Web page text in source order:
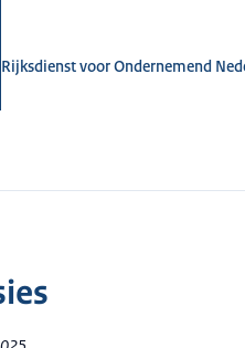
Rijksdienst voor Ondernemend